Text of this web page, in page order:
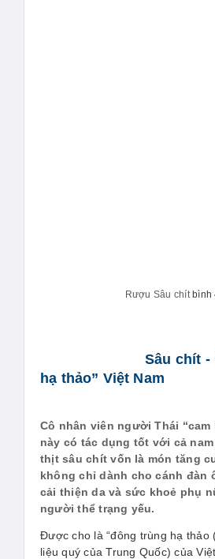
Rượu Sâu chítbình
Sâu chít -
hạ thảo” Việt Nam
Cô nhân viên người Thái “cam
này có tác dụng tốt với cả
thịt sâu chít vốn là món tăng
không chỉ dành cho cánh đàn
cải thiện da và sức khoẻ phụ
người thể trạng yếu.
Được cho là “đông trùng hạ thảo
liệu quý của Trung Quốc) của Việt